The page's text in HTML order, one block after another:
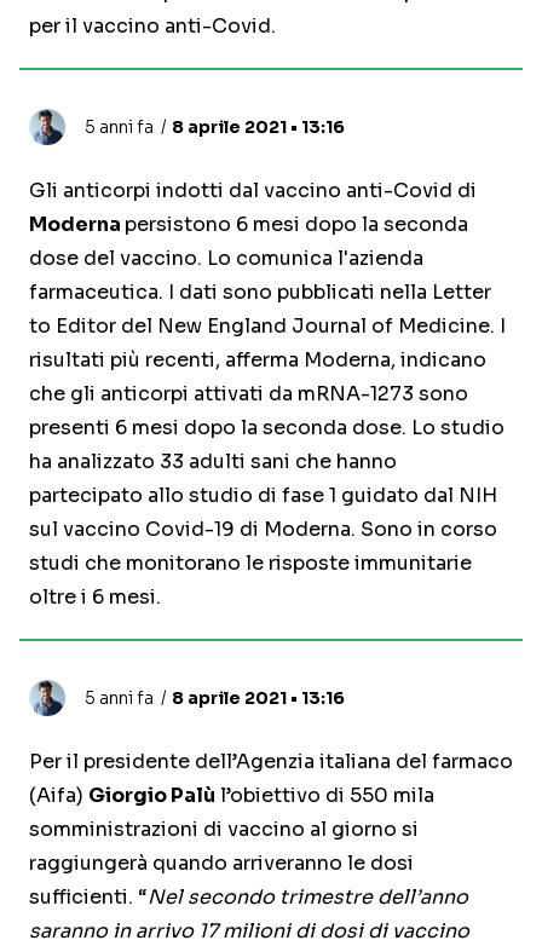
per il vaccino anti-Covid.
5 anni fa 8 aprile 2021 • 13:16
Gli anticorpi indotti dal vaccino anti-Covid di
Moderna persistono 6 mesi dopo la seconda
dose del vaccino. Lo comunica l'azienda
farmaceutica. I dati sono pubblicati nella Letter
to Editor del New England Journal of Medicine. I
risultati più recenti, afferma Moderna, indicano
che gli anticorpi attivati da mRNA-1273 sono
presenti 6 mesi dopo la seconda dose. Lo studio
ha analizzato 33 adulti sani che hanno
partecipato allo studio di fase 1 guidato dal NIH
sul vaccino Covid-19 di Moderna. Sono in corso
studi che monitorano le risposte immunitarie
oltre i 6 mesi.
5 anni fa 8 aprile 2021 • 13:16
Per il presidente dell’Agenzia italiana del farmaco
(Aifa) Giorgio Palù l’obiettivo di 550 mila
somministrazioni di vaccino al giorno si
raggiungerà quando arriveranno le dosi
sufficienti. “Nel secondo trimestre dell’anno
saranno in arrivo 17 milioni di dosi di vaccino